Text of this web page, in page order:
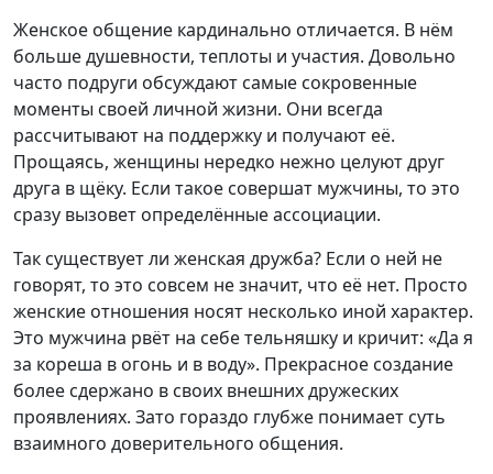
Женское общение кардинально отличается. В нём
больше душевности, теплоты и участия. Довольно
часто подруги обсуждают самые сокровенные
моменты своей личной жизни. Они всегда
рассчитывают на поддержку и получают её.
Прощаясь, женщины нередко нежно целуют друг
друга в щёку. Если такое совершат мужчины, то это
сразу вызовет определённые ассоциации.
Так существует ли женская дружба? Если о ней не
говорят, то это совсем не значит, что её нет. Просто
женские отношения носят несколько иной характер.
Это мужчина рвёт на себе тельняшку и кричит: «Да я
за кореша в огонь и в воду». Прекрасное создание
более сдержано в своих внешних дружеских
проявлениях. Зато гораздо глубже понимает суть
взаимного доверительного общения.